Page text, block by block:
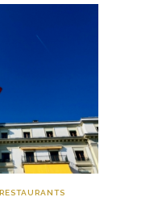
RESTAURANTS